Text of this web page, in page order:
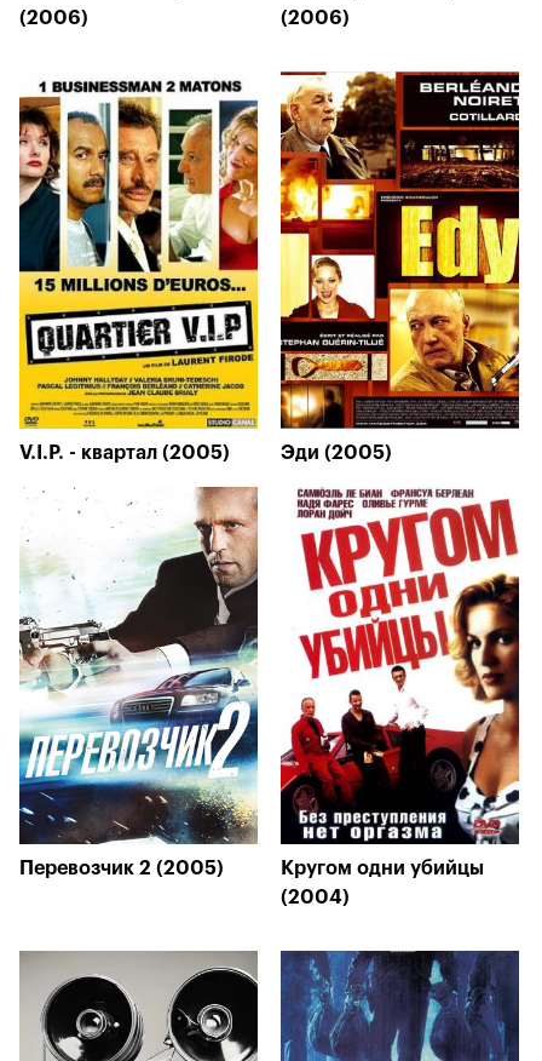
(2006)
(2006)
V.I.P. - квартал (2005) Эди (2005)
Перевозчик 2 (2005)
Кругом одни убийцы
(2004)